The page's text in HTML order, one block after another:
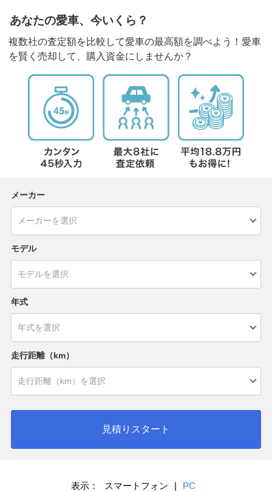
あなたの愛車、今いくら？
複数社の査定額を比較して愛車の最高額を調べよう！愛車
を賢く売却して、購入資金にしませんか？
メーカー
モデル
年式
走行距離（km）
見積りスタート
表示： スマートフォン | PC